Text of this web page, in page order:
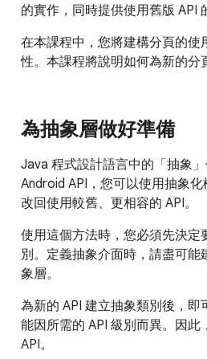
的實作，同時提供使用舊版 API
在本課程中，您將建構分頁的使
性。本課程將說明如何為新的分
為抽象層做好準備
Java 程式設計語言中的「抽象」
Android API，您可以使用抽象
改回使用較舊、更相容的 API。
使用這個方法時，您必須先決
別。定義抽象介面時，請盡可
象層。
為新的 API 建立抽象類別後，
能因所需的 API 級別而異。因
API。